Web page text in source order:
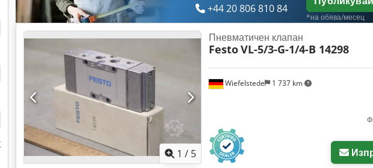
+44 20 806 810 84
*на обява/месец
1 / 5
Wiefelstede 1 737 km
Пневматичен клапан
FestoVL-5/3-G-1/4-B 14298